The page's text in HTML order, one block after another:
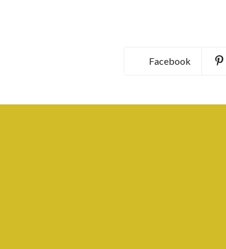
Facebook